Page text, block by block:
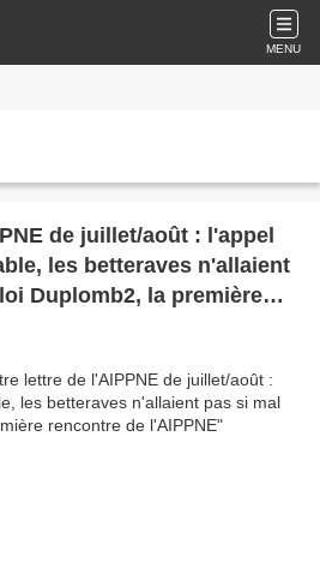
MENU
de juillet/août : l'appel
les betteraves n'allaient
Duplomb2, la première